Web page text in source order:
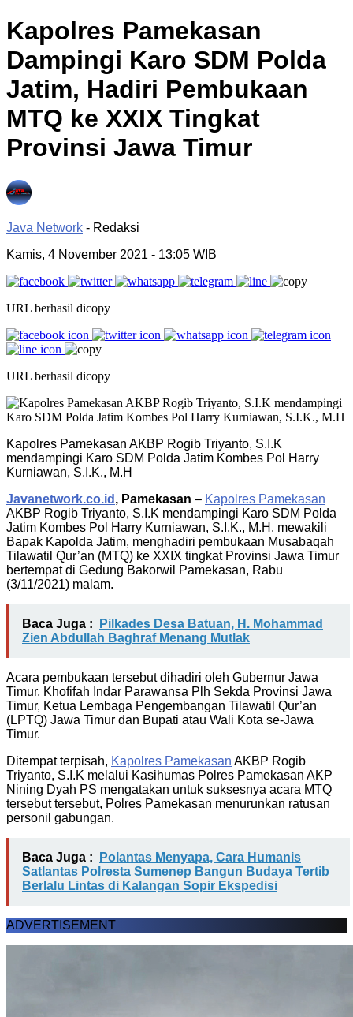
Kapolres Pamekasan
Dampingi Karo SDM Polda
Jatim, Hadiri Pembukaan
MTQ ke XXIX Tingkat
Provinsi Jawa Timur
Java Network - Redaksi
Kamis, 4 November 2021 - 13:05 WIB
URL berhasil dicopy
URL berhasil dicopy
Kapolres Pamekasan AKBP Rogib Triyanto, S.I.K
mendampingi Karo SDM Polda Jatim Kombes Pol Harry
Kurniawan, S.I.K., M.H
Javanetwork.co.id , Pamekasan – Kapolres Pamekasan
AKBP Rogib Triyanto, S.I.K mendampingi Karo SDM Polda
Jatim Kombes Pol Harry Kurniawan, S.I.K., M.H. mewakili
Bapak Kapolda Jatim, menghadiri pembukaan Musabaqah
Tilawatil Qur’an (MTQ) ke XXIX tingkat Provinsi Jawa Timur
bertempat di Gedung Bakorwil Pamekasan, Rabu
(3/11/2021) malam.
Baca Juga :
Pilkades Desa Batuan, H. Mohammad
Zien Abdullah Baghraf Menang Mutlak
Acara pembukaan tersebut dihadiri oleh Gubernur Jawa
Timur, Khofifah Indar Parawansa Plh Sekda Provinsi Jawa
Timur, Ketua Lembaga Pengembangan Tilawatil Qur’an
(LPTQ) Jawa Timur dan Bupati atau Wali Kota se-Jawa
Timur.
Ditempat terpisah, Kapolres Pamekasan AKBP Rogib
Triyanto, S.I.K melalui Kasihumas Polres Pamekasan AKP
Nining Dyah PS mengatakan untuk suksesnya acara MTQ
tersebut tersebut, Polres Pamekasan menurunkan ratusan
personil gabungan.
Baca Juga :
Polantas Menyapa, Cara Humanis
Satlantas Polresta Sumenep Bangun Budaya Tertib
Berlalu Lintas di Kalangan Sopir Ekspedisi
ADVERTISEMENT